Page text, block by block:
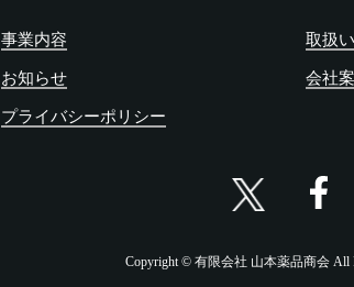
事業内容 取扱
お知らせ 会社
プライバシーポリシー
Copyright © 有限会社 山本薬品商会 All